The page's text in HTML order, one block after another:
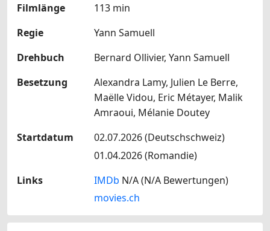
Filmlänge
113 min
Regie
Yann Samuell
Drehbuch
Bernard Ollivier, Yann Samuell
Besetzung
Alexandra Lamy, Julien Le Berre,
Maëlle Vidou, Eric Métayer, Malik
Amraoui, Mélanie Doutey
Startdatum
02.07.2026 (Deutschschweiz)
01.04.2026 (Romandie)
Links
IMDb N/A (N/A Bewertungen)
movies.ch